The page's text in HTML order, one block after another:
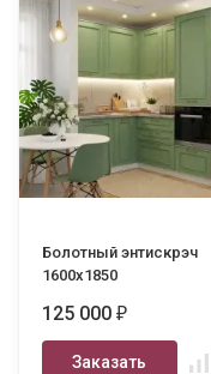
Болотный энтискрэч
1600х1850
125 000₽
Заказать